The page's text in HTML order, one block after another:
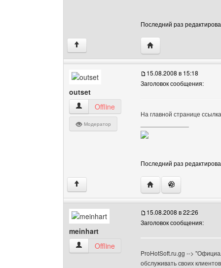
Последний раз
↑ Посетить сайт
outset
outset Посмотреть профиль
Offline
Модератор
15.08.2008 в 15:18
Заголовок сообщения:
На главной странице
Последний раз
↑ Посетить сайт
meinhart
meinhart Посмотреть профиль
Offline
15.08.2008 в 22:26
Заголовок сообщения:
ProHotSoft.ru.gg -->
обслуживать своих